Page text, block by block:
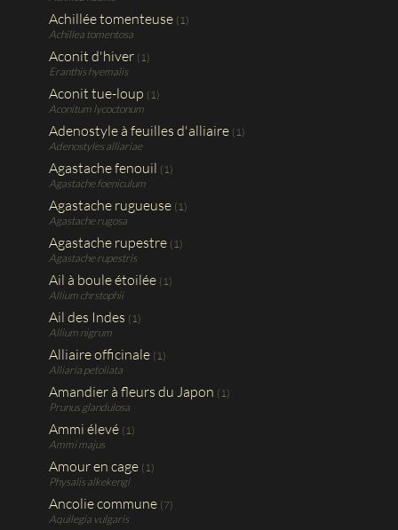
Achillée tomenteuse (1)
Achillea tomentosa
Aconit d'hiver (1)
Eranthis hyemalis
Aconit tue-loup (1)
Aconitum lycoctonum
Adenostyle à feuilles d'alliaire (1)
Adenostyles alliariae
Agastache fenouil (1)
Agastache foeniculum
Agastache rugueuse (1)
Agastache rugosa
Agastache rupestre (1)
Agastache rupestris
Ail à boule étoilée (1)
Allium chrstophii
Ail des Indes (1)
Allium nigrum
Alliaire officinale (1)
Alliaria petoliata
Amandier à fleurs du Japon (1)
Prunus glandulosa
Ammi élevé (1)
Ammi majus
Amour en cage (1)
Physalis alkekengi
Ancolie commune (7)
Aquilegia vulgaris